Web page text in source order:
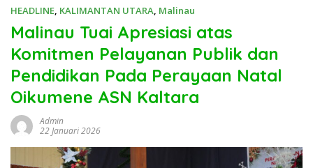
HEADLINE, KALIMANTAN UTARA, Malinau
Malinau Tuai Apresiasi atas
Komitmen Pelayanan Publik dan
Pendidikan Pada Perayaan Natal
Oikumene ASN Kaltara
Admin
22 Januari 2026